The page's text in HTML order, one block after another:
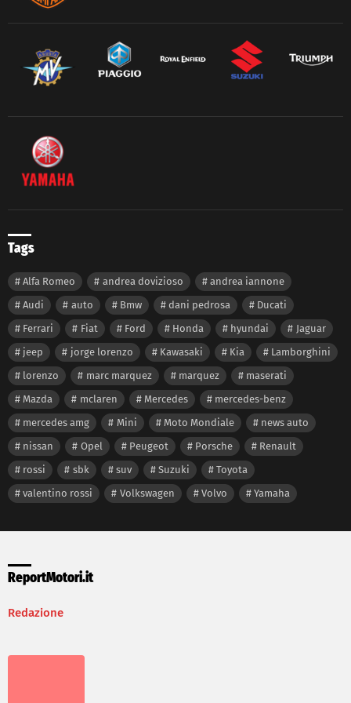
Tags
Alfa Romeo andrea dovizioso
andrea iannone
Audi
auto Bmw dani pedrosa
Ducati
Ferrari
Fiat Ford Honda hyundai
Jaguar
jeep
jorge lorenzo Kawasaki Kia
Lamborghini
lorenzo
marc marquez marquez
maserati
Mazda
mclaren Mercedes
mercedes-benz
mercedes amg
Mini Moto Mondiale
news auto
nissan
Opel Peugeot Porsche
Renault
rossi
sbk suv Suzuki
Toyota
valentino rossi
Volkswagen Volvo Yamaha
ReportMotori.it
Redazione